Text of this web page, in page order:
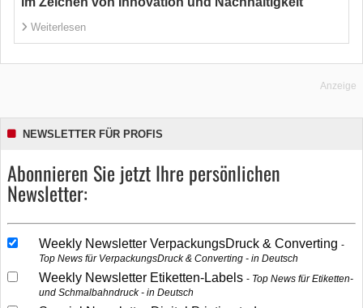
Weiterlesen
Anzeige
NEWSLETTER FÜR PROFIS
Abonnieren Sie jetzt Ihre persönlichen
Newsletter:
Weekly Newsletter VerpackungsDruck & Converting
Top News für VerpackungsDruck & Converting - in Deutsch
Weekly Newsletter Etiketten-Labels
Top News für Etiketten-
und Schmalbahndruck - in Deutsch